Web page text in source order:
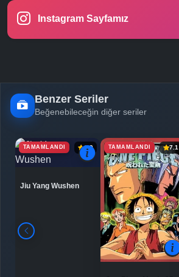
-Bölüm No: 24
Instagram Sayfamız
Benzer Seriler
Beğenebileceğin diğer seriler
TAMAMLANDI 6.9
Jiu Yang Wushen
TAMAMLANDI 7.1